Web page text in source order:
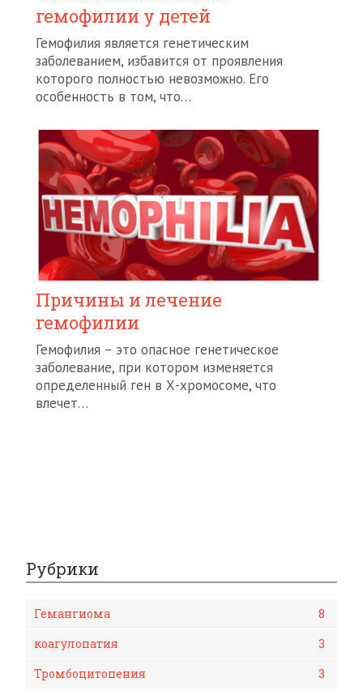
гемофилии у детей
Гемофилия является генетическим
заболеванием, избавится от проявления
которого полностью невозможно. Его
особенность в том, что…
Причины и лечение
гемофилии
Гемофилия – это опасное генетическое
заболевание, при котором изменяется
определенный ген в Х-хромосоме, что
влечет…
Рубрики
Гемангиома
8
коагулопатия
3
Тромбоцитопения
3